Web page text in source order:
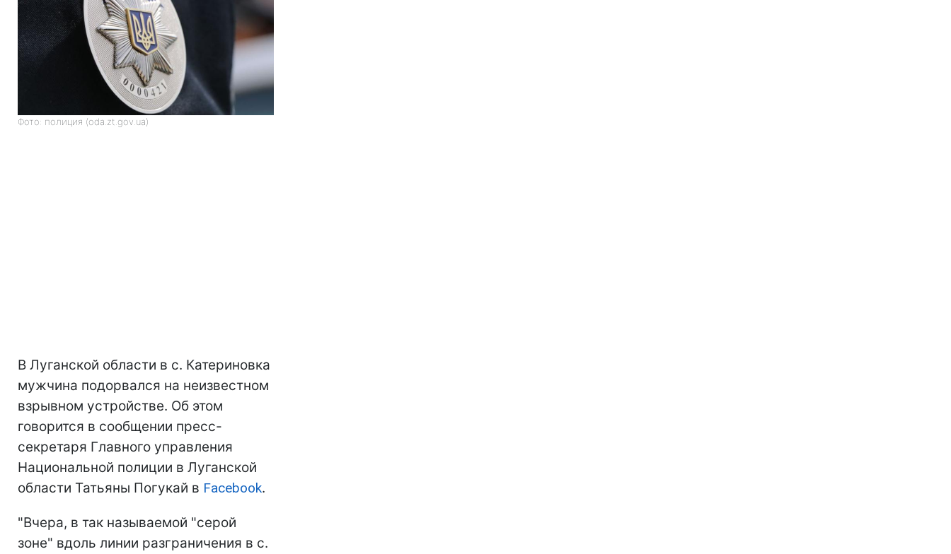
Фото: полиция (oda.zt.gov.ua)
В Луганской области в с. Катериновка
мужчина подорвался на неизвестном
взрывном устройстве. Об этом
говорится в сообщении пресс-
секретаря Главного управления
Национальной полиции в Луганской
области Татьяны Погукай в Facebook.
"Вчера, в так называемой "серой
зоне" вдоль линии разграничения в с.